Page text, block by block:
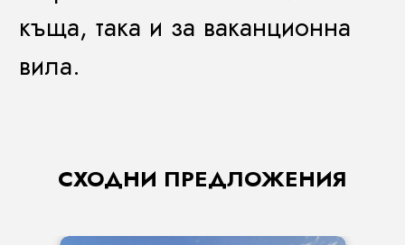
къща, така и за ваканционна
вила.
СХОДНИ ПРЕДЛОЖЕНИЯ